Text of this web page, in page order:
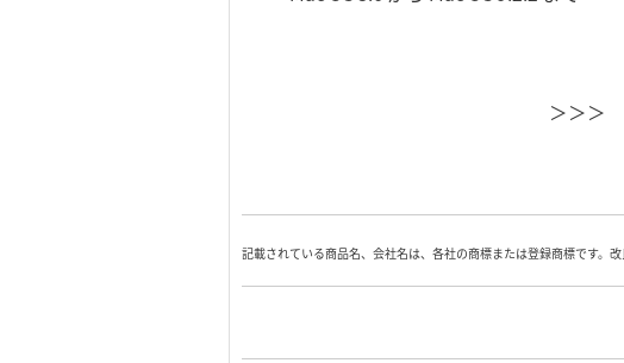
＞＞＞
記載されている商品名、会社名は、各社の商標または登録商標です。